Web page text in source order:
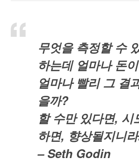
무엇을 측정할 수
하는데 얼마나 돈
얼마나 빨리 그 결
을까?
할 수만 있다면, 시
하면, 향상될지니라
– Seth Godin